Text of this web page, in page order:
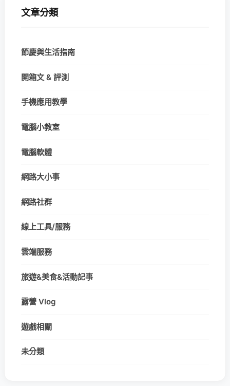
文章分類
節慶與生活指南
開箱文 & 評測
手機應用教學
電腦小教室
電腦軟體
網路大小事
網路社群
線上工具/服務
雲端服務
旅遊&美食&活動記事
露營 Vlog
遊戲相關
未分類